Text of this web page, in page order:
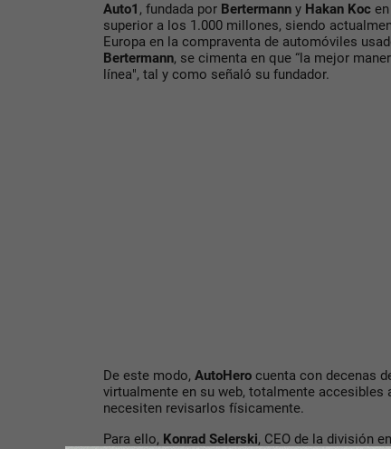
Auto1 , fundada por Bertermann y Hakan Koc
superior a los 1.000 millones, siendo
Europa en la compraventa de automóviles
Bertermann, se cimenta en que “la mejor
línea", tal y como señaló su fundador.
De este modo, AutoHero cuenta con decenas
virtualmente en su web, totalmente accesibles
necesiten revisarlos físicamente.
Para ello, Konrad Selerski, CEO de la división